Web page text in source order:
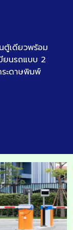
ตู้เดียวพร้อม
ยนรถแบบ 2
ระดาษพิมพ์